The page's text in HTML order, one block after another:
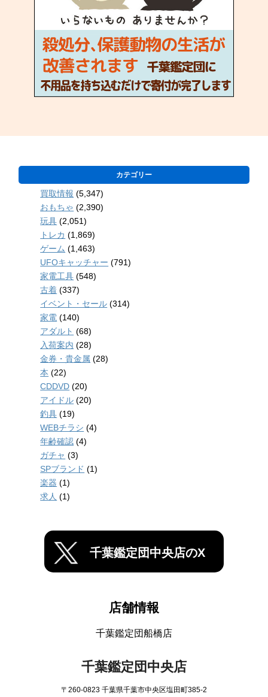
カテゴリー
買取情報 (5,347)
おもちゃ (2,390)
玩具 (2,051)
トレカ (1,869)
ゲーム (1,463)
UFOキャッチャー (791)
家電工具 (548)
古着 (337)
イベント・セール (314)
家電 (140)
アダルト (68)
入荷案内 (28)
金券・貴金属 (28)
本 (22)
CDDVD (20)
アイドル (20)
釣具 (19)
WEBチラシ (4)
年齢確認 (4)
ガチャ (3)
SPブランド (1)
楽器 (1)
求人 (1)
千葉鑑定団中央店のX
店舗情報
千葉鑑定団船橋店
千葉鑑定団中央店
〒260-0823 千葉県千葉市中央区塩田町385-2